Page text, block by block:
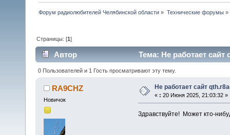
Форум радиолюбителей Челябинской области » Технические форумы»
Страницы: [1]
Автор Тема: Не работает
0 Пользователей и 1 Гость просматривают эту тему.
RA9CHZ
Новичок
Не работает сайт
« : 20 Июня 2025, 21:03:32 »
Здравствуйте! Может кто-